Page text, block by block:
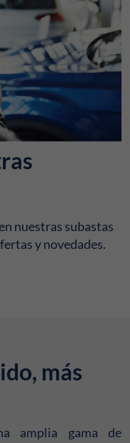
nuestras subastas
y novedades.
más
amplia gama de